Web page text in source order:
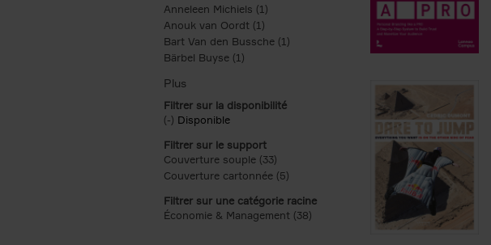
Anneleen Michiels (1) Apply Anneleen Michiels filter
Anouk van Oordt (1) Apply Anouk van Oordt filter
Bart Van den Bussche (1) Apply Bart Van den Bussche filter
Bärbel Buyse (1)
Filtrer sur la disponibilité
(-) Remove Disponible filter
Disponible
Filtrer sur le support
Couverture souple (33) Apply Couverture souple filter
Couverture cartonnée (5) Apply Couverture cartonnée filter
Filtrer sur une catégorie racine
Économie & Management (38) Apply Économie & Management filter